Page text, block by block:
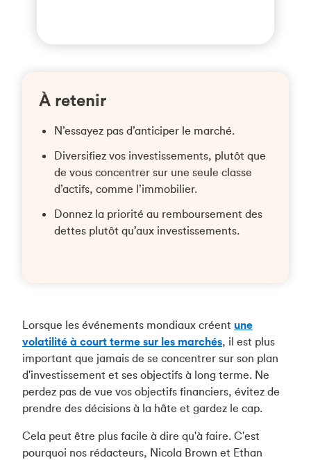
À retenir
N’essayez pas d’anticiper le marché.
Diversifiez vos investissements, plutôt que
de vous concentrer sur une seule classe
d’actifs, comme l’immobilier.
Donnez la priorité au remboursement des
dettes plutôt qu’aux investissements.
Lorsque les événements mondiaux créent une
volatilité à court terme sur les marchés, il est plus
important que jamais de se concentrer sur son plan
d'investissement et ses objectifs à long terme. Ne
perdez pas de vue vos objectifs financiers, évitez de
prendre des décisions à la hâte et gardez le cap.
Cela peut être plus facile à dire qu'à faire. C'est
pourquoi nos rédacteurs, Nicola Brown et Ethan